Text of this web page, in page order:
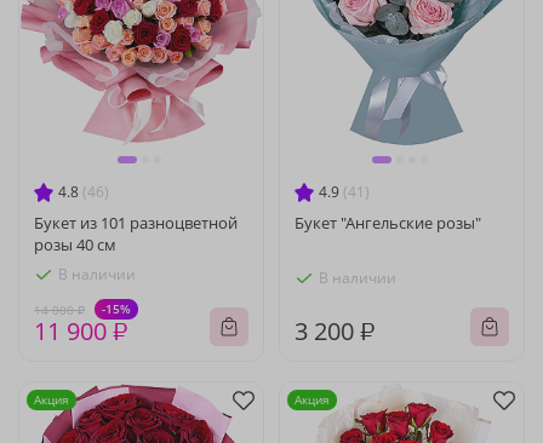
4.8 (46)
Букет из 101 разноцветной
розы 40 см
В наличии
14 000 ₽ -15%
11 900 ₽
4.9 (41)
Букет "Ангельские розы"
В наличии
3 200 ₽
Акция Акция